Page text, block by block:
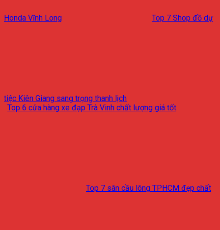
Honda Vĩnh Long Top 7 Shop đồ dự
tiệc Kiên Giang sang trọng thanh lịch
Top 6 cửa hàng xe đạp Trà Vinh chất lượng giá tốt
Top 7 sân cầu lông TPHCM đẹp chất